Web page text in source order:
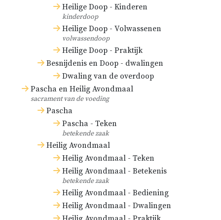
Heilige Doop - Kinderen
kinderdoop
Heilige Doop - Volwassenen
volwassendoop
Heilige Doop - Praktijk
Besnijdenis en Doop - dwalingen
Dwaling van de overdoop
Pascha en Heilig Avondmaal
sacrament van de voeding
Pascha
Pascha - Teken
betekende zaak
Heilig Avondmaal
Heilig Avondmaal - Teken
Heilig Avondmaal - Betekenis
betekende zaak
Heilig Avondmaal - Bediening
Heilig Avondmaal - Dwalingen